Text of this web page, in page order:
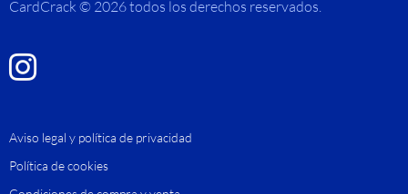
CardCrack © 2026 todos los derechos reservados.
Aviso legal y política de privacidad
Política de cookies